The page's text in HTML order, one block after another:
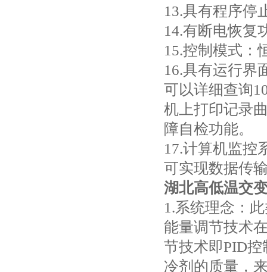
13.具有程序停
14.有断电恢复
15.控制模式：
16.具有运行界
可以详细查询
机上打印记录
障自检功能。
17.计算机监控
可实现数据传
湖北高低温交
1.系统理念：
能量调节技术
节技术即PID
冷剂的质量，